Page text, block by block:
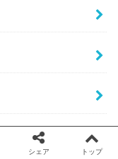
シェア トップ
facebook